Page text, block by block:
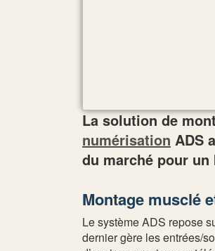
La solution de
numérisation ADS
du marché pour
Montage musclé
Le système ADS repose
dernier gère les entrées/